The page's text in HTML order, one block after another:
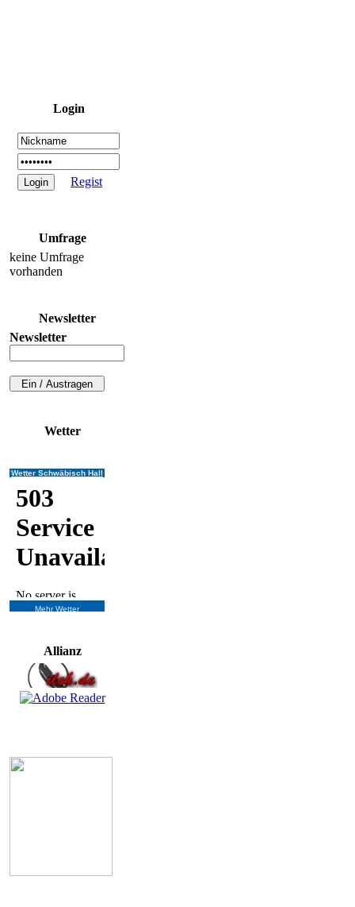
Login
Regist
Umfrage
keine Umfrage
vorhanden
Newsletter
Newsletter
Wetter
Wetter Schwäbisch Hall
Mehr Wetter
Allianz